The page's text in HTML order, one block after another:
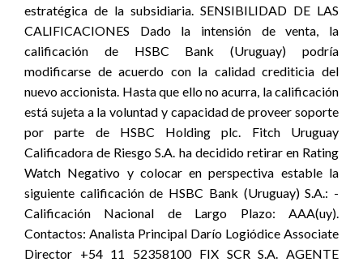
estratégica de la subsidiaria. SENSIBILIDAD DE LAS
CALIFICACIONES Dado la intensión de venta, la
calificación de HSBC Bank (Uruguay) podría
modificarse de acuerdo con la calidad crediticia del
nuevo accionista. Hasta que ello no acurra, la calificación
está sujeta a la voluntad y capacidad de proveer soporte
por parte de HSBC Holding plc. Fitch Uruguay
Calificadora de Riesgo S.A. ha decidido retirar en Rating
Watch Negativo y colocar en perspectiva estable la
siguiente calificación de HSBC Bank (Uruguay) S.A.: -
Calificación Nacional de Largo Plazo: AAA(uy).
Contactos: Analista Principal Darío Logiódice Associate
Director +54 11 52358100 FIX SCR S.A. AGENTE